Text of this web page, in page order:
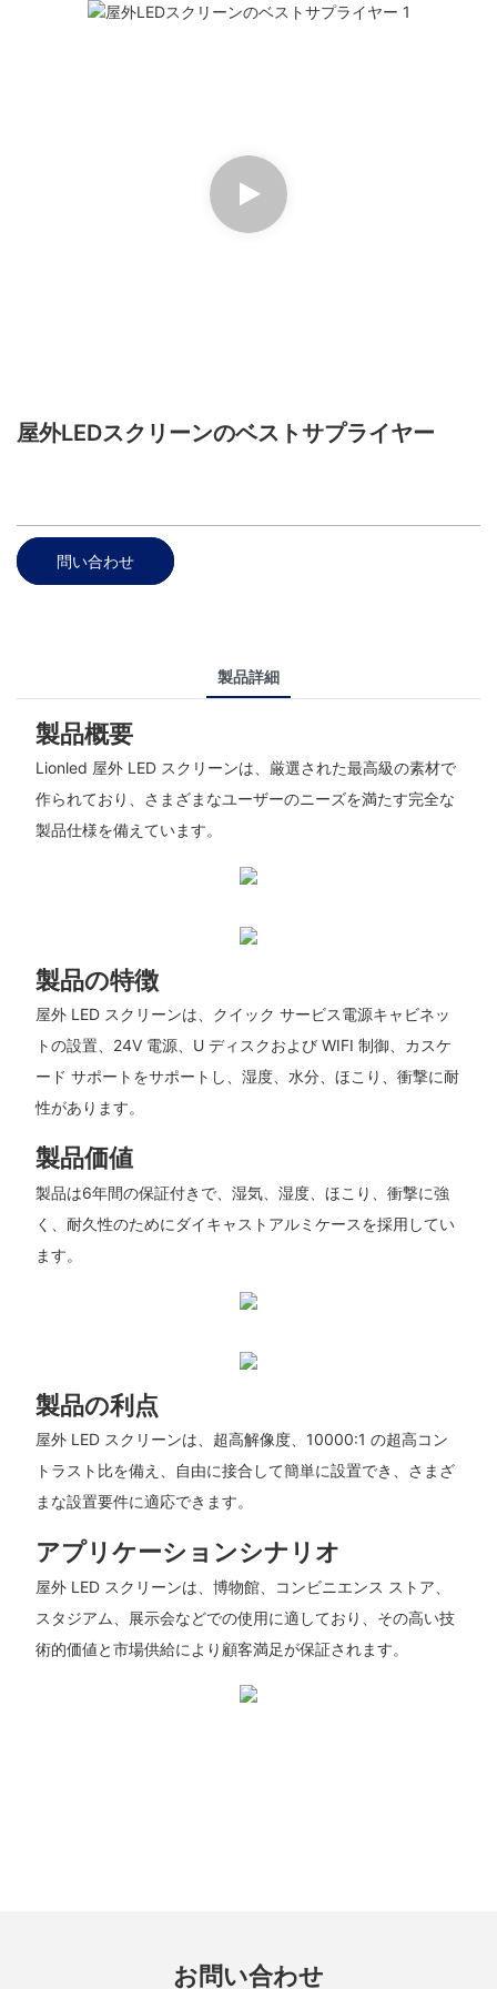
屋外LEDスクリーンのベストサプライヤー
問い合わせ
製品詳細
製品概要
Lionled 屋外 LED スクリーンは、厳選された最高級の素材で
作られており、さまざまなユーザーのニーズを満たす完全な
製品仕様を備えています。
製品の特徴
屋外 LED スクリーンは、クイック サービス電源キャビネッ
トの設置、24V 電源、U ディスクおよび WIFI 制御、カスケ
ード サポートをサポートし、湿度、水分、ほこり、衝撃に耐
性があります。
製品価値
製品は6年間の保証付きで、湿気、湿度、ほこり、衝撃に強
く、耐久性のためにダイキャストアルミケースを採用してい
ます。
製品の利点
屋外 LED スクリーンは、超高解像度、10000:1 の超高コン
トラスト比を備え、自由に接合して簡単に設置でき、さまざ
まな設置要件に適応できます。
アプリケーションシナリオ
屋外 LED スクリーンは、博物館、コンビニエンス ストア、
スタジアム、展示会などでの使用に適しており、その高い技
術的価値と市場供給により顧客満足が保証されます。
お問い合わせ